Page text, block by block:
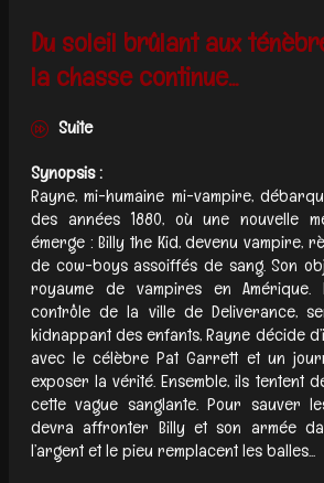
Du soleil brûlant aux
la chasse continue...
Suite
Synopsis :
Rayne, mi-humaine mi-vampire,
des années 1880, où une nouvelle
émerge : Billy the Kid, devenu vampire,
de cow-boys assoiffés de sang. Son
royaume de vampires en Amérique.
contrôle de la ville de Deliverance,
kidnappant des enfants, Rayne décide
avec le célèbre Pat Garrett et un
exposer la vérité. Ensemble, ils tentent
cette vague sanglante. Pour sauver
devra affronter Billy et son armée
l’argent et le pieu remplacent les balles...